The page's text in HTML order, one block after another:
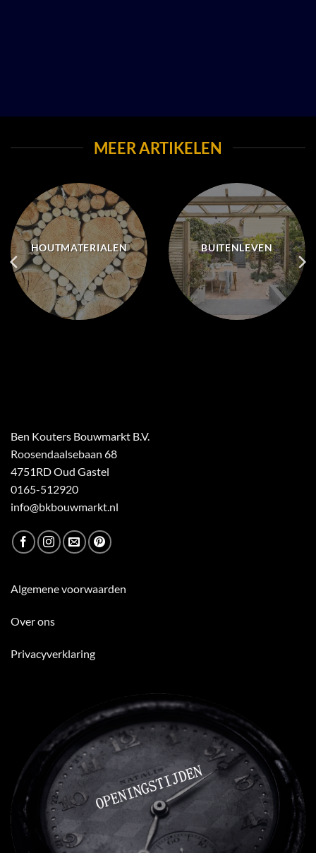
MEER ARTIKELEN
HOUTMATERIALEN BUITENLEVEN
Ben Kouters Bouwmarkt B.V.
Roosendaalsebaan 68
4751RD Oud Gastel
0165-512920
info@bkbouwmarkt.nl
Algemene voorwaarden
Over ons
Privacyverklaring